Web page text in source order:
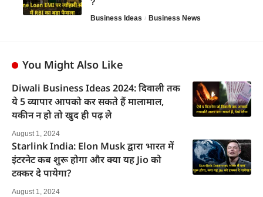
Business Ideas Business News
You Might Also Like
Diwali Business Ideas 2024: दिवाली तक
ये 5 व्यापार आपको कर सकते हैं मालामाल,
यकीन न हो तो खुद ही पढ़ ले
August 1, 2024
Starlink India: Elon Musk द्वारा भारत में
इंटरनेट कब शुरू होगा और क्या यह Jio को
टक्कर दे पायेगा?
August 1, 2024